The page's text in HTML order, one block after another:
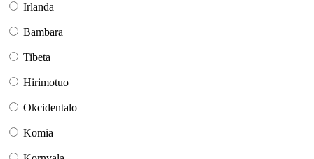
Irlanda
Bambara
Tibeta
Hirimotuo
Okcidentalo
Komia